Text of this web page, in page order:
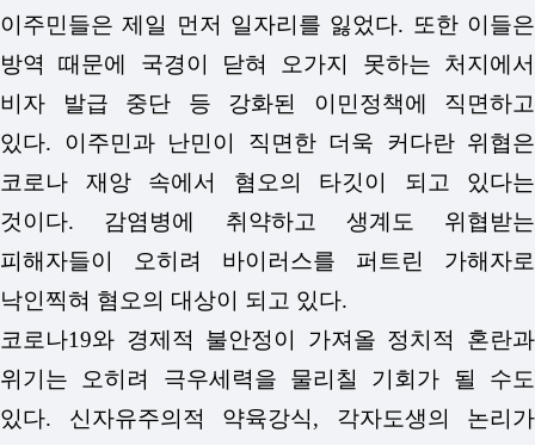
이주민들은 제일 먼저 일자리를 잃었다. 또한 이들은
방역 때문에 국경이 닫혀 오가지 못하는 처지에서
비자 발급 중단 등 강화된 이민정책에 직면하고
있다. 이주민과 난민이 직면한 더욱 커다란 위협은
코로나 재앙 속에서 혐오의 타깃이 되고 있다는
것이다. 감염병에 취약하고 생계도 위협받는
피해자들이 오히려 바이러스를 퍼트린 가해자로
낙인찍혀 혐오의 대상이 되고 있다.
코로나19와 경제적 불안정이 가져올 정치적 혼란과
위기는 오히려 극우세력을 물리칠 기회가 될 수도
있다. 신자유주의적 약육강식, 각자도생의 논리가